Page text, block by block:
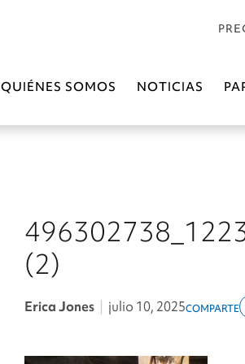
QUIÉNES SOMOS NOTICIAS
(2)
Erica Jones julio 10, 2025COMPARTE